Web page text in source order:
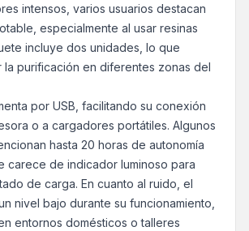
intensos, varios usuarios destacan
especialmente al usar resinas
incluye dos unidades, lo que
la purificación en diferentes zonas del
por USB, facilitando su conexión
o a cargadores portátiles. Algunos
hasta 20 horas de autonomía
carece de indicador luminoso para
de carga. En cuanto al ruido, el
nivel bajo durante su funcionamiento,
entornos domésticos o talleres